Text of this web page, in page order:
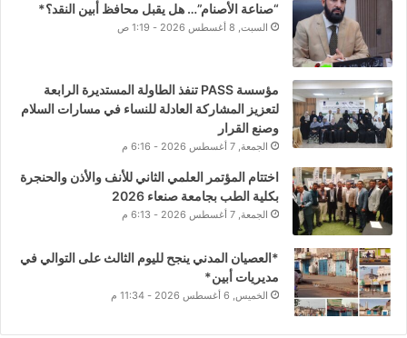
“صناعة الأصنام”… هل يقبل محافظ أبين النقد؟*
السبت, 8 أغسطس 2026 - 1:19 ص
مؤسسة PASS تنفذ الطاولة المستديرة الرابعة
لتعزيز المشاركة العادلة للنساء في مسارات السلام
وصنع القرار
الجمعة, 7 أغسطس 2026 - 6:16 م
اختتام المؤتمر العلمي الثاني للأنف والأذن والحنجرة
بكلية الطب بجامعة صنعاء 2026
الجمعة, 7 أغسطس 2026 - 6:13 م
*العصيان المدني ينجح لليوم الثالث على التوالي في
مديريات أبين*
الخميس, 6 أغسطس 2026 - 11:34 م